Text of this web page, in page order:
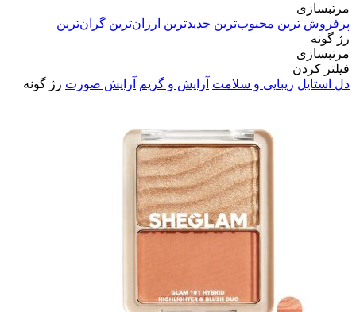
مرتبسازی
پرفروش ترین محبوب‌ترین جدیدترین ارزان‌ترین گران‌ترین
رژ گونه
مرتبسازی
فیلتر کردن
دل استایل زیبایی و سلامت آرایش و گریم آرایش صورت رژ گونه